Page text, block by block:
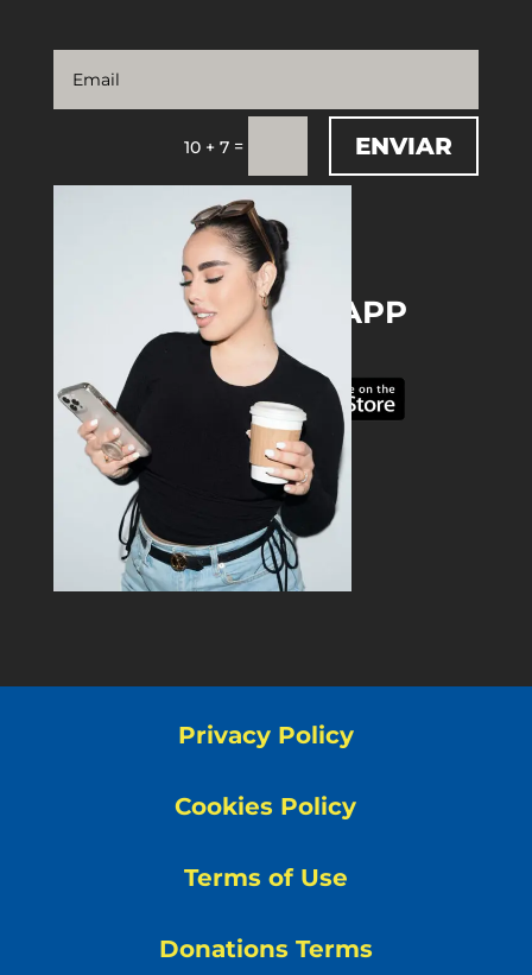
10 + 7 = ENVIAR
DOWNLOAD THE APP
Privacy Policy
Cookies Policy
Terms of Use
Donations Terms